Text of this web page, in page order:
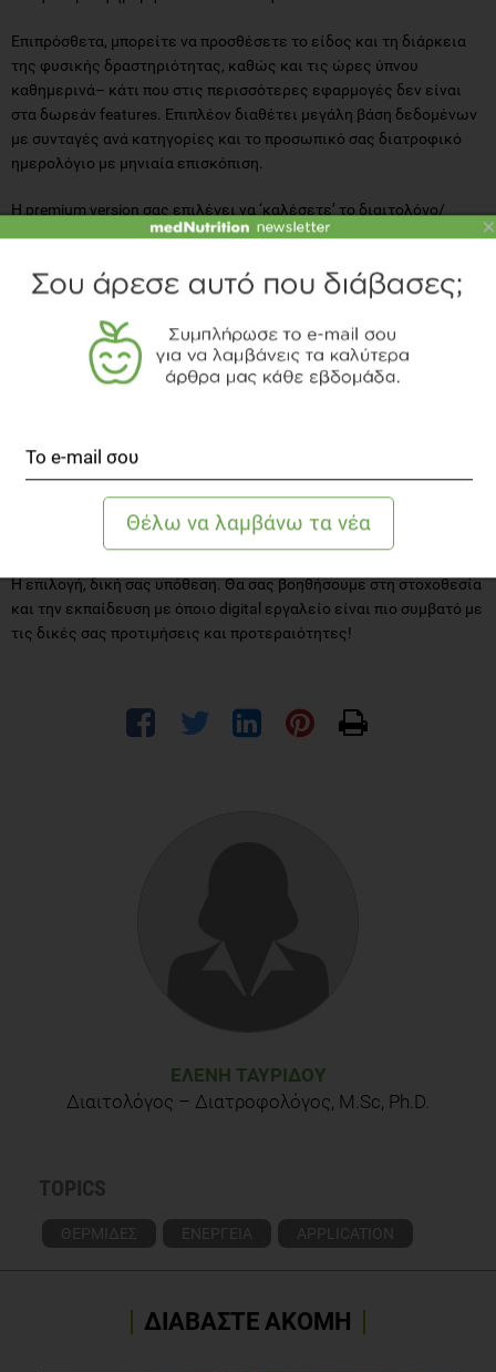
Επιπρόσθετα, μπορείτε να προσθέσετε το είδος και τη διάρκεια
της φυσικής δραστηριότητας, καθώς και τις ώρες ύπνου
καθημερινά– κάτι που στις περισσότερες εφαρμογές δεν είναι
στα δωρεάν features. Επιπλέον διαθέτει μεγάλη βάση δεδομένων
με συνταγές ανά κατηγορίες και το προσωπικό σας διατροφικό
ημερολόγιο με μηνιαία επισκόπιση.
Η premium version σας επιλέγει να ‘καλέσετε’ το διαιτολόγο/
γυμναστή/γιατρό σας στο λογαρισμό σας ώστε να έχει πλήρη
μας ενθουσίασε καθώς εκμηδενίζει το χρόνο που αφιερώνουμε
κατευθείαν στην εκπαίδευσή σας και τη διόρθωση τυχόν
λανθασμένων επιλογών.
Διαθέσιμο για:
Η επιλογή, δική σας υπόθεση. Θα σας βοηθήσουμε στη στοχοθεσία
και την εκπαίδευση με όποιο digital εργαλείο είναι πιο συμβατό με
τις δικές σας προτιμήσεις και προτεραιότητες!
ΕΛΈΝΗ ΤΑΥΡΊΔΟΥ
Διαιτολόγος – Διατροφολόγος, M.Sc, Ph.D.
TOPICS
ΘΕΡΜΙΔΕΣ ΕΝΕΡΓΕΙΑ APPLICATION
ΔΙΑΒΑΣΤΕ ΑΚΟΜΗ
×